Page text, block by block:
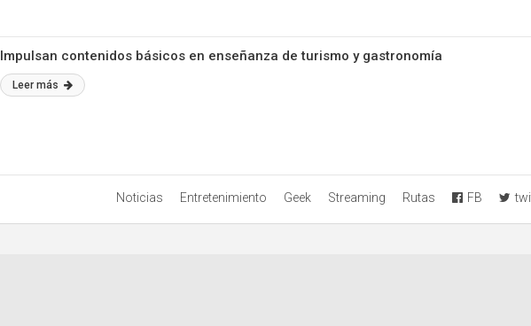
Impulsan contenidos básicos en enseñanza de turismo y gastronomía
Leer más
Noticias Entretenimiento Geek Streaming Rutas FB